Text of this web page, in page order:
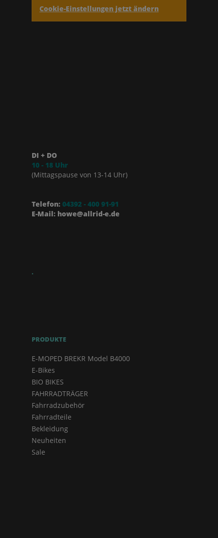
Cookie-Einstellungen jetzt ändern
DI + DO
10 - 18 Uhr
(Mittagspause von 13-14 Uhr)
Telefon: 04392 - 400 91-91
E-Mail: howe@allrid-e.de
.
PRODUKTE
E-MOPED BREKR Model B4000
E-Bikes
BIO BIKES
FAHRRADTRÄGER
Fahrradzubehör
Fahrradteile
Bekleidung
Neuheiten
Sale